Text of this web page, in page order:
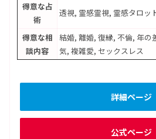
得意な占
術
透視, 霊感霊視, 霊感タロッ
得意な相
談内容
結婚, 離婚, 復縁, 不倫, 年
気, 複雑愛, セックスレス
詳細ページ
公式ページ